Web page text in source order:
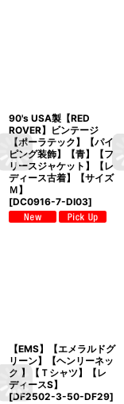
90's USA製【RED
ROVER】ビンテージ
【ポーラテック】【パイ
ピング装飾】【青】【フ
リースジャケット】【レ
ディース古着】【サイズ
Ｍ】
[DC0916-7-DI03]
【EMS】【エメラルドグ
リーン】【ヘンリーネッ
ク 】【Ｔシャツ】【レ
ディースS】
[DF2502-3-50-DF29]